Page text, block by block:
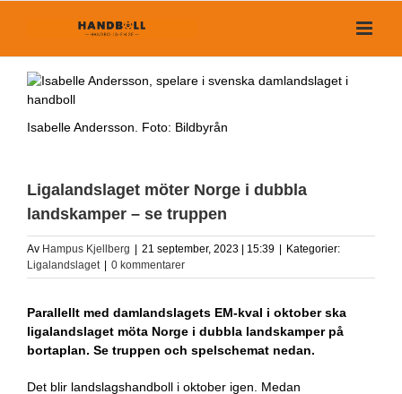
Isabelle Andersson. Foto: Bildbyrån
Ligalandslaget möter Norge i dubbla
landskamper – se truppen
Av Hampus Kjellberg | 21 september, 2023 | 15:39 | Kategorier:
Ligalandslaget | 0 kommentarer
Parallellt med damlandslagets EM-kval i oktober ska
ligalandslaget möta Norge i dubbla landskamper på
bortaplan. Se truppen och spelschemat nedan.
Det blir landslagshandboll i oktober igen. Medan